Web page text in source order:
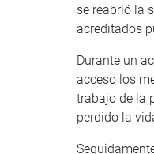
se reabrió la
acreditados
Durante un
acceso los
trabajo de la
perdido la